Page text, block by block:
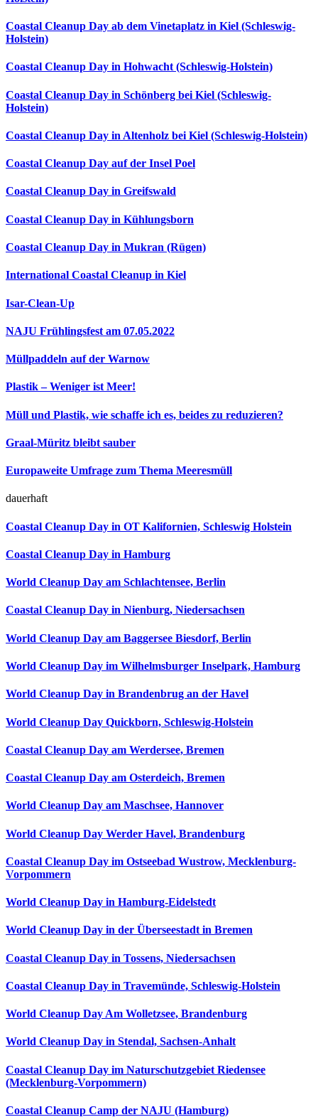
Coastal Cleanup Day ab dem Vinetaplatz in Kiel (Schleswig-
Holstein)
Coastal Cleanup Day in Hohwacht (Schleswig-Holstein)
Coastal Cleanup Day in Schönberg bei Kiel (Schleswig-
Holstein)
Coastal Cleanup Day in Altenholz bei Kiel (Schleswig-Holstein)
Coastal Cleanup Day auf der Insel Poel
Coastal Cleanup Day in Greifswald
Coastal Cleanup Day in Kühlungsborn
Coastal Cleanup Day in Mukran (Rügen)
International Coastal Cleanup in Kiel
Isar-Clean-Up
NAJU Frühlingsfest am 07.05.2022
Müllpaddeln auf der Warnow
Plastik – Weniger ist Meer!
Müll und Plastik, wie schaffe ich es, beides zu reduzieren?
Graal-Müritz bleibt sauber
Europaweite Umfrage zum Thema Meeresmüll
dauerhaft
Coastal Cleanup Day in OT Kalifornien, Schleswig Holstein
Coastal Cleanup Day in Hamburg
World Cleanup Day am Schlachtensee, Berlin
Coastal Cleanup Day in Nienburg, Niedersachsen
World Cleanup Day am Baggersee Biesdorf, Berlin
World Cleanup Day im Wilhelmsburger Inselpark, Hamburg
World Cleanup Day in Brandenbrug an der Havel
World Cleanup Day Quickborn, Schleswig-Holstein
Coastal Cleanup Day am Werdersee, Bremen
Coastal Cleanup Day am Osterdeich, Bremen
World Cleanup Day am Maschsee, Hannover
World Cleanup Day Werder Havel, Brandenburg
Coastal Cleanup Day im Ostseebad Wustrow, Mecklenburg-
Vorpommern
World Cleanup Day in Hamburg-Eidelstedt
World Cleanup Day in der Überseestadt in Bremen
Coastal Cleanup Day in Tossens, Niedersachsen
Coastal Cleanup Day in Travemünde, Schleswig-Holstein
World Cleanup Day Am Wolletzsee, Brandenburg
World Cleanup Day in Stendal, Sachsen-Anhalt
Coastal Cleanup Day im Naturschutzgebiet Riedensee
(Mecklenburg-Vorpommern)
Coastal Cleanup Camp der NAJU (Hamburg)